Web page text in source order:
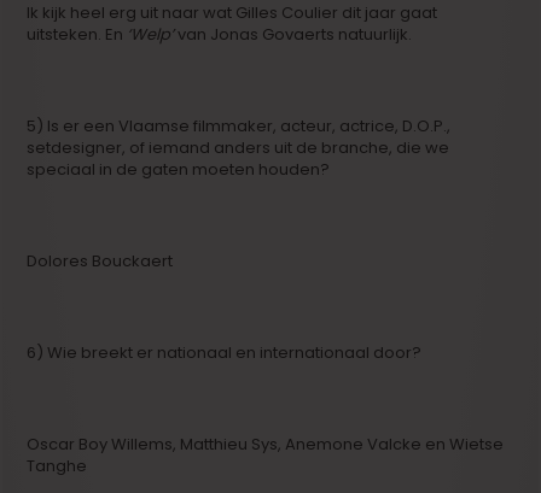
Ik kijk heel erg uit naar wat Gilles Coulier dit jaar gaat
uitsteken. En ‘Welp’van Jonas Govaerts natuurlijk.
5) Is er een Vlaamse filmmaker, acteur, actrice, D.O.P.,
setdesigner, of iemand anders uit de branche, die we
speciaal in de gaten moeten houden?
Dolores Bouckaert
6) Wie breekt er nationaal en internationaal door?
Oscar Boy Willems, Matthieu Sys, Anemone Valcke en Wietse
Tanghe